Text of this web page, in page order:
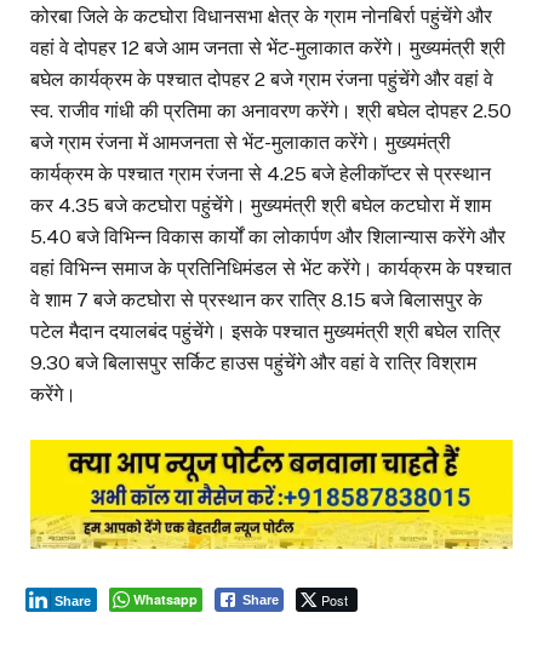
कोरबा जिले के कटघोरा विधानसभा क्षेत्र के ग्राम नोनबिर्रा पहुंचेंगे और
वहां वे दोपहर 12 बजे आम जनता से भेंट-मुलाकात करेंगे। मुख्यमंत्री श्री
बघेल कार्यक्रम के पश्चात दोपहर 2 बजे ग्राम रंजना पहुंचेंगे और वहां वे
स्व. राजीव गांधी की प्रतिमा का अनावरण करेंगे। श्री बघेल दोपहर 2.50
बजे ग्राम रंजना में आमजनता से भेंट-मुलाकात करेंगे। मुख्यमंत्री
कार्यक्रम के पश्चात ग्राम रंजना से 4.25 बजे हेलीकाॅप्टर से प्रस्थान
कर 4.35 बजे कटघोरा पहुंचेंगे। मुख्यमंत्री श्री बघेल कटघोरा में शाम
5.40 बजे विभिन्न विकास कार्यों का लोकार्पण और शिलान्यास करेंगे और
वहां विभिन्न समाज के प्रतिनिधिमंडल से भेंट करेंगे। कार्यक्रम के पश्चात
वे शाम 7 बजे कटघोरा से प्रस्थान कर रात्रि 8.15 बजे बिलासपुर के
पटेल मैदान दयालबंद पहुंचेंगे। इसके पश्चात मुख्यमंत्री श्री बघेल रात्रि
9.30 बजे बिलासपुर सर्किट हाउस पहुंचेंगे और वहां वे रात्रि विश्राम
करेंगे।
Whatsapp Share Post
Share